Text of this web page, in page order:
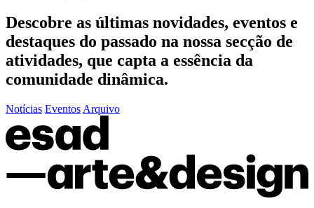
Descobre as últimas novidades, eventos e
destaques do passado na nossa secção de
atividades, que capta a essência da
comunidade dinâmica.
Notícias Eventos Arquivo